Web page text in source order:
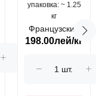
цыпленок
упаковка: ~ 1.25
кг
Французский
гриль, кг
198.00лей/кг